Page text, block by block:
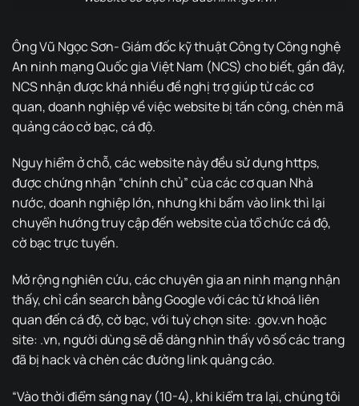
Ông Vũ Ngọc Sơn- Giám đốc kỹ thuật Công ty Công nghệ
An ninh mạng Quốc gia Việt Nam (NCS) cho biết, gần đây,
NCS nhận được khá nhiều đề nghị trợ giúp từ các cơ
quan, doanh nghiệp về việc website bị tấn công, chèn mã
quảng cáo cờ bạc, cá độ.
Nguy hiểm ở chỗ, các website này đều sử dụng https,
được chứng nhận “chính chủ” của các cơ quan Nhà
nước, doanh nghiệp lớn, nhưng khi bấm vào link thì lại
chuyển hướng truy cập đến website của tổ chức cá độ,
cờ bạc trực tuyến.
Mở rộng nghiên cứu, các chuyên gia an ninh mạng nhận
thấy, chỉ cần search bằng Google với các từ khoá liên
quan đến cá độ, cờ bạc, với tuỳ chọn site: .gov.vn hoặc
site: .vn, người dùng sẽ dễ dàng nhìn thấy vô số các trang
đã bị hack và chèn các đường link quảng cáo.
“Vào thời điểm sáng nay (10-4), khi kiểm tra lại, chúng tôi